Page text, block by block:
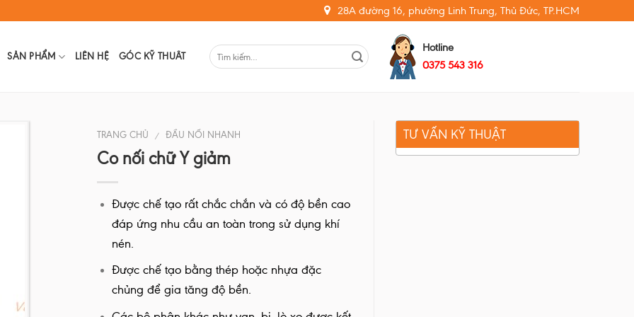
28A đường 16, phường Linh Trung, Thủ Đức, TP.HCM
SẢN PHẨM LIÊN HỆ GÓC KỸ THUÂT
Hotline
0375 543 316
TRANG CHỦ / ĐẦU NỐI NHANH
Co nối chữ Y giảm
Được chế tạo rất chắc chắn và có độ bền cao
đáp ứng nhu cầu an toàn trong sử dụng khí
nén.
Được chế tạo bằng thép hoặc nhựa đặc
chủng để gia tăng độ bền.
TƯ VẤN KỸ THUẬT